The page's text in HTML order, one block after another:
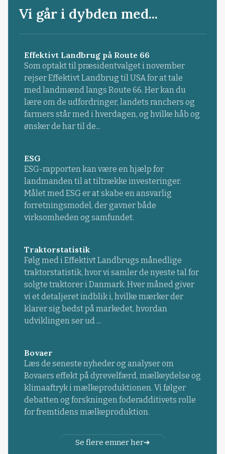
Vi går i dybden med...
Effektivt Landbrug på Route 66
Som optakt til præsidentvalget i november
rejser Effektivt Landbrug til USA for at tale
med landmænd langs Route 66. Her kan du
lære om de udfordringer, landets ranchers og
farmers står med i hverdagen, og hvilke håb og
ønsker de har til de...
ESG
ESG-rapporten kan være en hjælp for
landmanden til at tiltrække investeringer.
Målet med ESG er at skabe en ansvarlig
forretningsmodel, der gavner både
virksomheden og samfundet.
Traktorstatistik
Følg med i Effektivt Landbrugs månedlige
traktorstatistik, hvor vi samler de nyeste tal for
solgte traktorer i Danmark. Hver måned giver
vi et detaljeret indblik i, hvilke mærker der
klarer sig bedst på markedet, hvordan
udviklingen ser ud ...
Bovaer
Læs de seneste nyheder og analyser om
Bovaers effekt på dyrevelfærd, mælkeydelse og
klimaaftryk i mælkeproduktionen. Vi følger
debatten og forskningen foderadditivets rolle
for fremtidens mælkeproduktion.
Se flere emner her